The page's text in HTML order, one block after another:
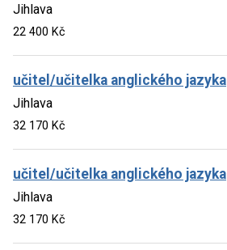
Jihlava
22 400 Kč
učitel/učitelka anglického jazyka
Jihlava
32 170 Kč
učitel/učitelka anglického jazyka
Jihlava
32 170 Kč